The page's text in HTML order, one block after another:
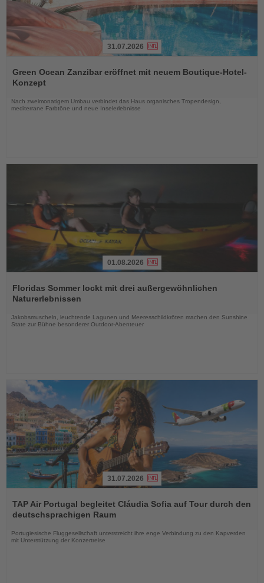
Sie
die
Nachrichten
31.07.2026
Green Ocean Zanzibar eröffnet mit neuem Boutique-Hotel-
Konzept
Nach zweimonatigem Umbau verbindet das Haus organisches Tropendesign,
mediterrane Farbtöne und neue Inselerlebnisse
Sie
die
01.08.2026
Floridas Sommer lockt mit drei außergewöhnlichen
Naturerlebnissen
Jakobsmuscheln, leuchtende Lagunen und Meeresschildkröten machen den Sunshine
State zur Bühne besonderer Outdoor-Abenteuer
Sie
die
31.07.2026
TAP Air Portugal begleitet Cláudia Sofia auf Tour durch den
deutschsprachigen Raum
Portugiesische Fluggesellschaft unterstreicht ihre enge Verbindung zu den Kapverden
mit Unterstützung der Konzertreise